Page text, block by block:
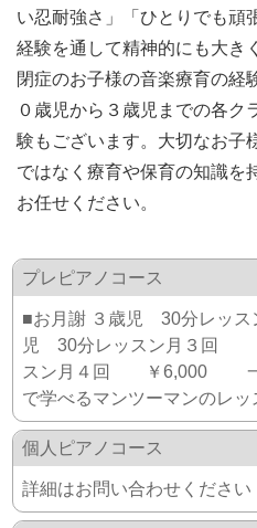
い忍耐強さ」「ひとりでも頑
経験を通して精神的にも大き
閉症のお子様の音楽療育の経
０歳児から３歳児までの各ク
験もございます。大切なお子
ではなく療育や保育の知識を
お任せください。
プレピアノコース
■お月謝 ３歳児 30分レッ
児 30分レッスン月３回
スン月４回 ￥6,000 一
で学べるマンツーマンのレッ
個人ピアノコース
詳細はお問い合わせください